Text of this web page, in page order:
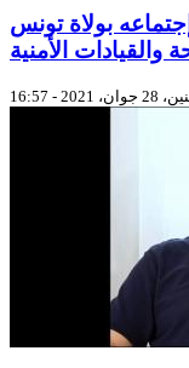
بولاة تونس
والقيادات الأمنية
2021 - 16:57